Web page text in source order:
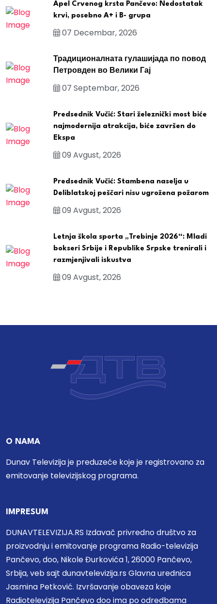
Apel Crvenog krsta Pančevo: Nedostatak
krvi, posebno A+ i B- grupa
07 Decembar, 2026
Традиционалната гулашијада по повод
Петровден во Велики Гај
07 Septembar, 2026
Predsednik Vučić: Stari železnički most biće
najmodernija atrakcija, biće završen do
Ekspa
09 Avgust, 2026
Predsednik Vučić: Stambena naselja u
Deliblatskoj peščari nisu ugrožena požarom
09 Avgust, 2026
Letnja škola sporta „Trebinje 2026“: Mladi
bokseri Srbije i Republike Srpske trenirali i
razmjenjivali iskustva
09 Avgust, 2026
O NAMA
Dunav Televizija je preduzeće koje je registrovano za
emitovanje televizijskog programa.
IMPRESUM
DUNAVTELEVIZIJA.RS Izdavač privredno društvo za
proizvodnju i emitovanje programa Radio-televizija
Pančevo, doo, Nikole Đurkovića 1, 26000 Pančevo,
Srbija, veb sajt dunavtelevizija.rs Glavna urednica
Jasmina Petković. Izvršavanje obaveza koje
Radiotelevizija Pančevo doo ima po odredbama